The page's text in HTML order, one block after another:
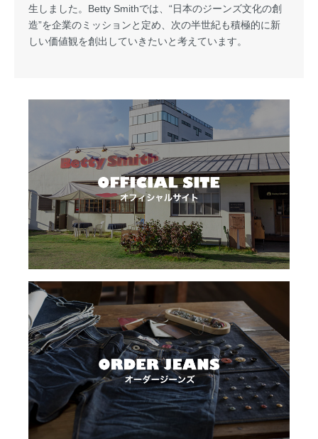
生しました。Betty Smithでは、“日本のジーンズ文化の創
造”を企業のミッションと定め、次の半世紀も積極的に新
しい価値観を創出していきたいと考えています。